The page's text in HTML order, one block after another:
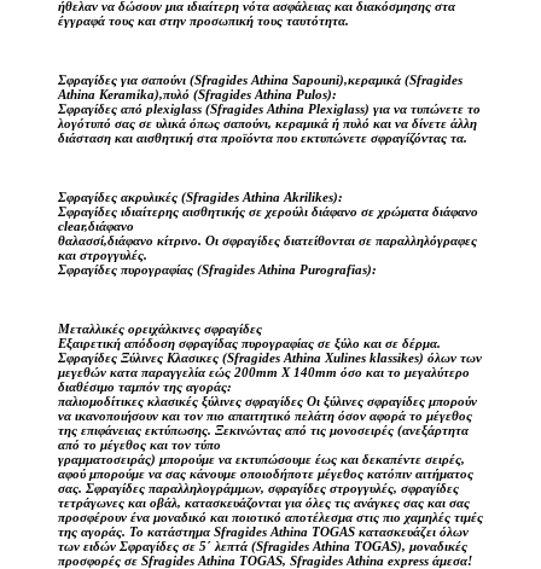
ήθελαν να δώσουν μια ιδιαίτερη νότα ασφάλειας και διακόσμησης στα
έγγραφά τους και στην προσωπική τους ταυτότητα.
Σφραγίδες για σαπούνι (Sfragides Athina Sapouni),κεραμικά (Sfragides
Athina Keramika),πυλό (Sfragides Athina Pulos):
Σφραγίδες από plexiglass (Sfragides Athina Plexiglass) για να τυπώνετε το
λογότυπό σας σε υλικά όπως σαπούνι, κεραμικά ή πυλό και να δίνετε άλλη
διάσταση και αισθητική στα προϊόντα που εκτυπώνετε σφραγίζόντας τα.
Σφραγίδες ακρυλικές (Sfragides Athina Akrilikes):
Σφραγίδες ιδιαίτερης αισθητικής σε χερούλι διάφανο σε χρώματα διάφανο
clear,διάφανο
θαλασσί,διάφανο κίτρινο. Οι σφραγίδες διατείθονται σε παραλληλόγραφες
και στρογγυλές.
Σφραγίδες πυρογραφίας (Sfragides Athina Purografias):
Μεταλλικές ορειχάλκινες σφραγίδες
Εξαιρετική απόδοση σφραγίδας πυρογραφίας σε ξύλο και σε δέρμα.
Σφραγίδες Ξύλινες Κλασικες (Sfragides Athina Xulines klassikes) όλων των
μεγεθών κατα παραγγελία εώς 200mm X 140mm όσο και το μεγαλύτερο
διαθέσιμο ταμπόν της αγοράς:
παλιομοδίτικες κλασικές ξύλινες σφραγίδες Οι ξύλινες σφραγίδες μπορούν
να ικανοποιήσουν και τον πιο απαιτητικό πελάτη όσον αφορά το μέγεθος
της επιφάνειας εκτύπωσης. Ξεκινώντας από τις μονοσειρές (ανεξάρτητα
από το μέγεθος και τον τύπο
γραμματοσειράς) μπορούμε να εκτυπώσουμε έως και δεκαπέντε σειρές,
αφού μπορούμε να σας κάνουμε οποιοδήποτε μέγεθος κατόπιν αιτήματος
σας. Σφραγίδες παραλληλογράμμων, σφραγίδες στρογγυλές, σφραγίδες
τετράγωνες και οβάλ, κατασκευάζονται για όλες τις ανάγκες σας και σας
προσφέρουν ένα μοναδικό και ποιοτικό αποτέλεσμα στις πιο χαμηλές τιμές
της αγοράς. Το κατάστημα Sfragides Athina TOGAS κατασκευάζει όλων
των ειδών Σφραγίδες σε 5΄ λεπτά (Sfragides Athina TOGAS), μοναδικές
προσφορές σε Sfragides Athina TOGAS, Sfragides Athina express άμεσα!